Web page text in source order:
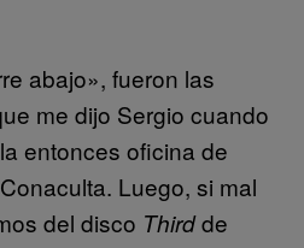
abajo», fueron las
me dijo Sergio cuando
entonces oficina de
Luego, si mal
del disco Thirdde